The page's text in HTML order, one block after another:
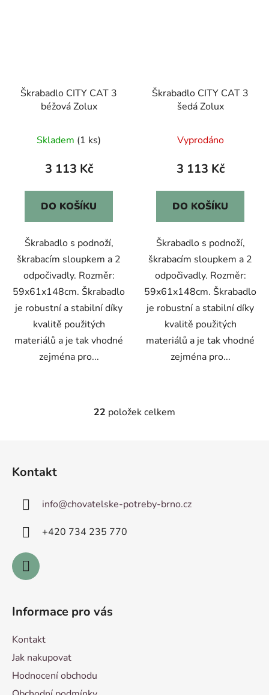
Škrabadlo CITY CAT 3
béžová Zolux
Skladem (1 ks)
3 113 Kč
DO KOŠÍKU
Škrabadlo s podnoží,
škrabacím sloupkem a 2
odpočivadly. Rozměr:
59x61x148cm. Škrabadlo
je robustní a stabilní díky
kvalitě použitých
materiálů a je tak vhodné
zejména pro...
Škrabadlo CITY CAT 3
šedá Zolux
Vyprodáno
3 113 Kč
DO KOŠÍKU
Škrabadlo s podnoží,
škrabacím sloupkem a 2
odpočivadly. Rozměr:
59x61x148cm. Škrabadlo
je robustní a stabilní díky
kvalitě použitých
materiálů a je tak vhodné
zejména pro...
O
c
í
22 položek celkem
Kontakt
info@chovatelske-potreby-brno.cz
+420 ­734 235 770
Informace pro vás
Kontakt
Jak nakupovat
Hodnocení obchodu